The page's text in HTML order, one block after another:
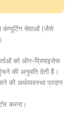
कंप्यूटिंग सेवाओं (जैसे
को ऑन-प्रिमाइसेस
की अनुमति देती हैं।
की अर्थव्यवस्था प्रदान
करना।